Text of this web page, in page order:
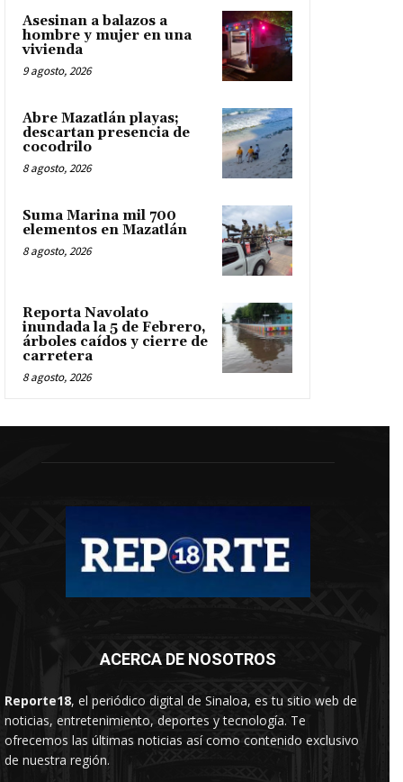
Asesinan a balazos a
hombre y mujer en una
vivienda
9 agosto, 2026
Abre Mazatlán playas;
descartan presencia de
cocodrilo
8 agosto, 2026
Suma Marina mil 700
elementos en Mazatlán
8 agosto, 2026
Reporta Navolato
inundada la 5 de Febrero,
árboles caídos y cierre de
carretera
8 agosto, 2026
ACERCA DE NOSOTROS
Reporte18, el periódico digital de Sinaloa, es tu sitio web de
noticias, entretenimiento, deportes y tecnología. Te
ofrecemos las últimas noticias así como contenido exclusivo
de nuestra región.